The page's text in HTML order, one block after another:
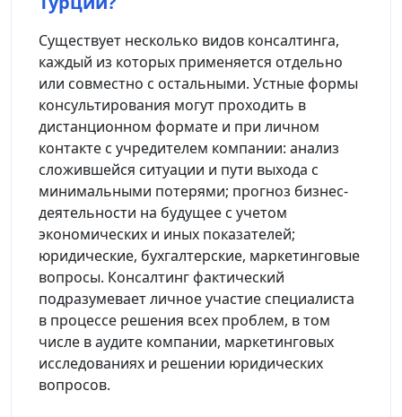
Существует несколько видов консалтинга,
каждый из которых применяется отдельно
или совместно с остальными. Устные формы
консультирования могут проходить в
дистанционном формате и при личном
контакте с учредителем компании: анализ
сложившейся ситуации и пути выхода с
минимальными потерями; прогноз бизнес-
деятельности на будущее с учетом
экономических и иных показателей;
юридические, бухгалтерские, маркетинговые
вопросы. Консалтинг фактический
подразумевает личное участие специалиста
в процессе решения всех проблем, в том
числе в аудите компании, маркетинговых
исследованиях и решении юридических
вопросов.